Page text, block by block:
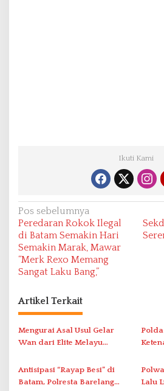
Ikuti Kami
N
a
v
i
a
s
i
p
o
s
Pos sebelumnya
Peredaran Rokok Ilegal
di Batam Semakin Hari
Semakin Marak, Mawar
“Merk Rexo Memang
Sangat Laku Bang,”
Artikel Terkait
Mengurai Asal Usul Gelar
Wan dari Elite Melayu
Polda
Antisipasi “Rayap Besi” di
Batam, Polresta Barelang
Lalu